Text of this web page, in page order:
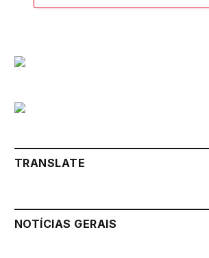
TRANSLATE
NOTÍCIAS GERAIS